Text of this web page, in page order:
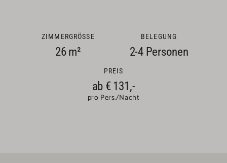
ZIMMERGRÖSSE
26 m²
BELEGUNG
2-4 Personen
PREIS
ab € 131,-
pro Pers./Nacht